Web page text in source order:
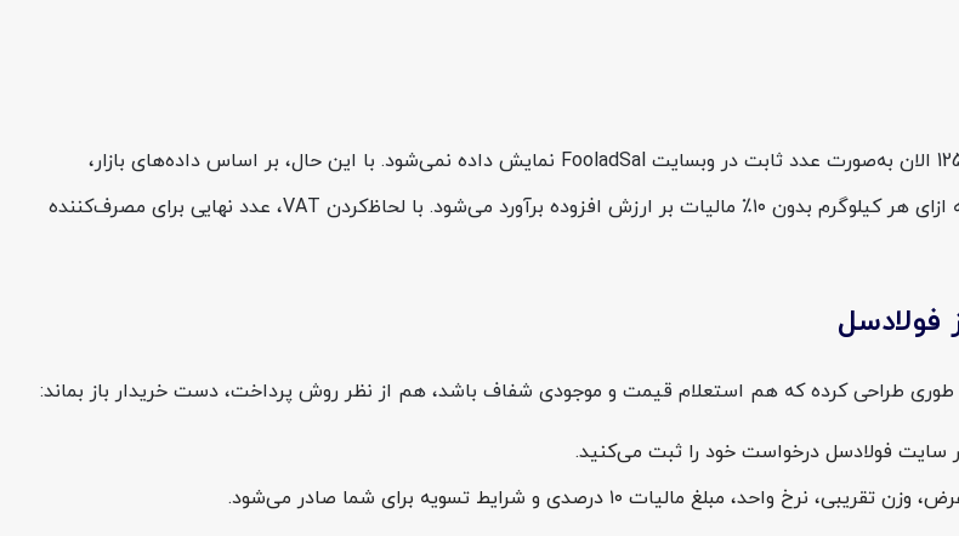
امروز چهارشنبه 14 مرداد 1405 قیمت ورق گالوانیزه کاشان ضخامت 0.7 عرض 1250 الان به‌صورت عدد ثابت در وبسایت FooladSal نمایش داده نمی‌شود. با این حال، بر اساس داده‌های بازار،
قیمت روز ورق گالوانیزه 0.7 میل کاشان عرض 1250 امروز حدود 160,000 تومان به ازای هر کیلوگرم بدون ۱۰٪ مالیات بر ارزش افزوده برآورد می‌شود. با لحاظ‌کردن VAT، عدد نهایی برای مصرف‌کننده
مالیات ۱۰ درصدی و شرایط تسویه برای شما صادر می‌شود.